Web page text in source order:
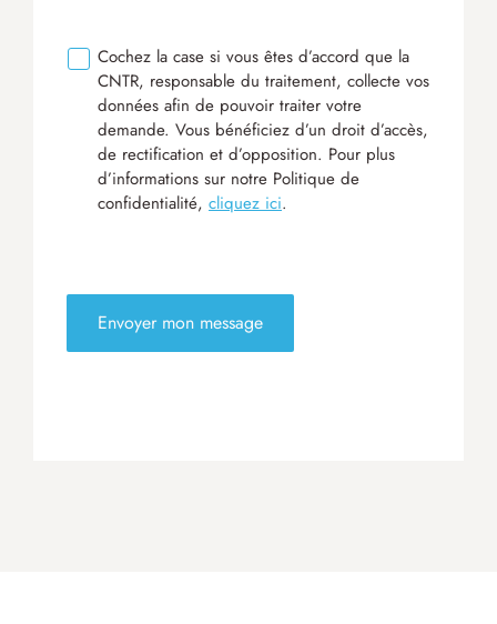
Cochez la case si vous êtes d’accord que la
CNTR, responsable du traitement, collecte vos
données afin de pouvoir traiter votre
demande. Vous bénéficiez d’un droit d’accès,
de rectification et d’opposition. Pour plus
d’informations sur notre Politique de
confidentialité, cliquez ici.